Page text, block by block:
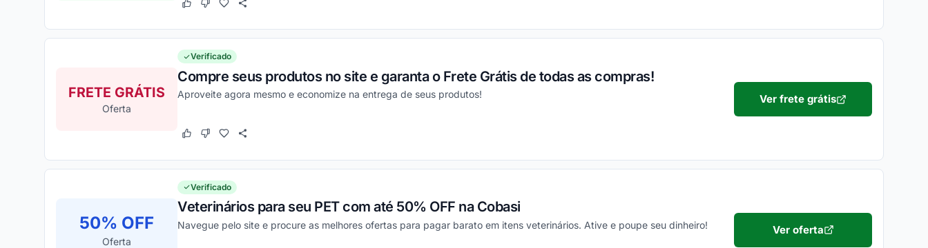
Este cupom funcionou
Este cupom não funcionou
FRETE GRÁTIS
Oferta
Verificado
Compre seus produtos no site e garanta o Frete Grátis de todas as compras!
Aproveite agora mesmo e economize na entrega de seus produtos!
Este cupom funcionou
Este cupom não funcionou
Ver frete grátis
50% OFF
Oferta
Verificado
Veterinários para seu PET com até 50% OFF na Cobasi
Navegue pelo site e procure as melhores ofertas para pagar barato em itens veterinários. Ative e poupe seu dinheiro! Ver oferta